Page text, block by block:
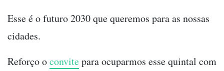
Esse é o futuro 2030 que queremos para as nossas
cidades.
Reforço oconvitepara ocuparmos esse quintal com